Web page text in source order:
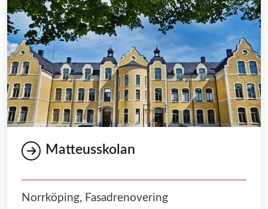
Matteusskolan
Norrköping, Fasadrenovering